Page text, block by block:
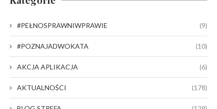
#PEŁNOSPRAWNIWPRAWIE (9)
#POZNAJADWOKATA (10)
AKCJA APLIKACJA (6)
AKTUALNOŚCI (178)